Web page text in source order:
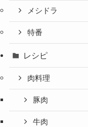
メシドラ
特番
レシピ
肉料理
豚肉
牛肉